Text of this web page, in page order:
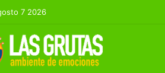
7 2026